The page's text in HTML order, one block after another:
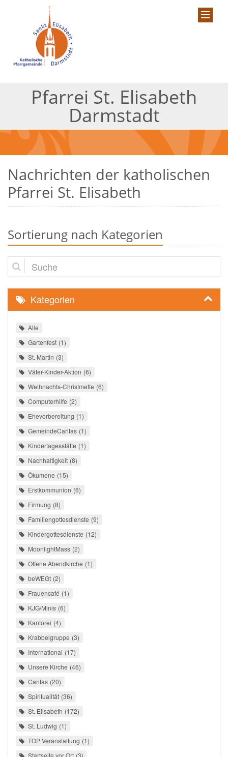
Pfarrei St. Elisabeth
Darmstadt
Nachrichten der katholischen
Pfarrei St. Elisabeth
Sortierung nach Kategorien
Suche
Kategorien
Alle
Gartenfest 1
St. Martin 3
Väter-Kinder-Aktion 6
Weihnachts-Christmette 6
Computerhilfe 2
Ehevorbereitung 1
GemeindeCaritas 1
Kindertagesstätte 1
Nachhaltigkeit 8
Ökumene 15
Erstkommunion 6
Firmung 8
Familiengottesdienste 9
Kindergottesdienste 12
MoonlightMass 2
Offene Abendkirche 1
beWEGt 2
Frauencafé 1
KJG/Minis 6
Kantorei 4
Krabbelgruppe 3
International 17
Unsere Kirche 46
Caritas 20
Spiritualität 36
St. Elisabeth 172
St. Ludwig 1
TOP Veranstaltung 1
Startseite vor Ort 3